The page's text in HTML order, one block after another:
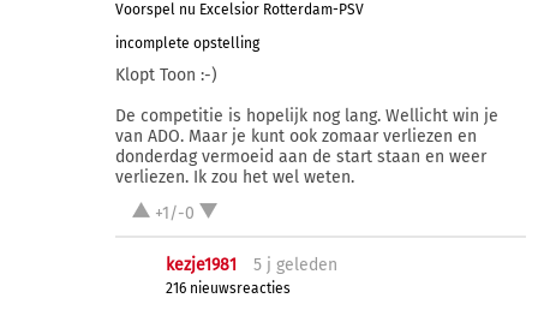
Voorspel nu Excelsior Rotterdam-PSV
incomplete opstelling
Klopt Toon :-)
De competitie is hopelijk nog lang. Wellicht win je
van ADO. Maar je kunt ook zomaar verliezen en
donderdag vermoeid aan de start staan en weer
verliezen. Ik zou het wel weten.
+1/-0
kezje1981 5 j geleden
216 nieuwsreacties